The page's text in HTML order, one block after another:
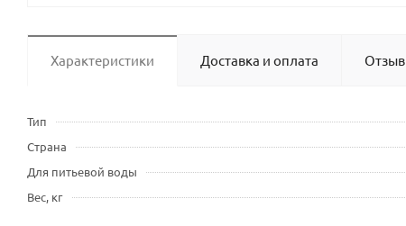
Характеристики Доставка и оплата
Тип
Страна
Для питьевой воды
Вес, кг